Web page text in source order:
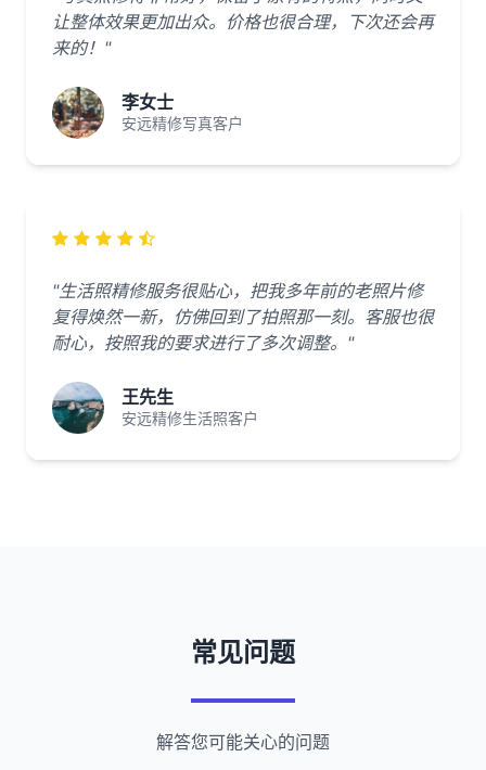
让整体效果更加出众。价格也很合理，下次还会再
来的！"
李女士
安远精修写真客户
"生活照精修服务很贴心，把我多年前的老照片修
复得焕然一新，仿佛回到了拍照那一刻。客服也很
耐心，按照我的要求进行了多次调整。"
王先生
安远精修生活照客户
常见问题
解答您可能关心的问题